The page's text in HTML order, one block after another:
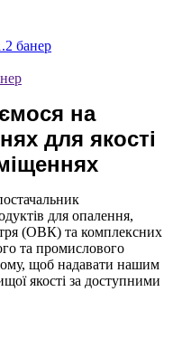
на
для якості
для опалення,
(ОВК) та комплексних
та промислового
щоб надавати нашим
якості за доступними